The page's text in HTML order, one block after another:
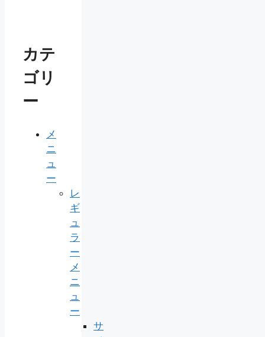
カテ
ゴリ
ー
メ
ニ
ュ
ー
レ
ギ
ュ
ラ
ー
メ
ニ
ュ
ー
サ